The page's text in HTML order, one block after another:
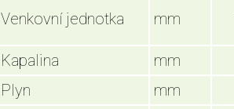
Venkovní jednotka mm
Kapalina mm
Plyn mm